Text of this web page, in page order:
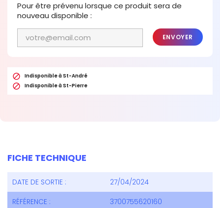
Pour être prévenu lorsque ce produit sera de
nouveau disponible :
ENVOYER
 Indisponible à St-André
 Indisponible à St-Pierre
FICHE TECHNIQUE
DATE DE SORTIE :
27/04/2024
RÉFÉRENCE :
3700755620160